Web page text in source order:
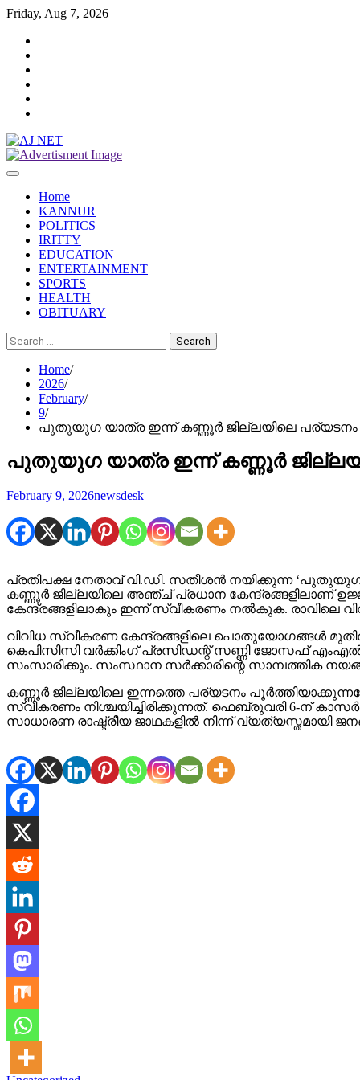
Skip
content
Friday, Aug 7, 2026
Home
KANNUR
POLITICS
IRITTY
EDUCATION
ENTERTAINMENT
SPORTS
HEALTH
OBITUARY
Search
for:
Home
2026
February
9
പുതുയുഗ യാത്ര ഇന്ന് കണ്ണൂര്‍ ജില്ലയിലെ പര്യടനം
പുതുയുഗ യാത്ര ഇന്ന് കണ്ണൂര്‍
February 9, 2026newsdesk
പ്രതിപക്ഷ നേതാവ് വി.ഡി. സതീശന്‍ നയിക്കുന്ന ‘പുതുയുഗ
കണ്ണൂര്‍ ജില്ലയിലെ അഞ്ച് പ്രധാന കേന്ദ്രങ്ങളിലാണ്
കേന്ദ്രങ്ങളിലാകും ഇന്ന് സ്വീകരണം നല്‍കുക. രാവിലെ
വിവിധ സ്വീകരണ കേന്ദ്രങ്ങളിലെ പൊതുയോഗങ്ങള്‍
കെപിസിസി വര്‍ക്കിംഗ് പ്രസിഡന്റ് സണ്ണി ജോസഫ്
സംസാരിക്കും. സംസ്ഥാന സര്‍ക്കാരിന്റെ സാമ്പത്തിക
കണ്ണൂര്‍ ജില്ലയിലെ ഇന്നത്തെ പര്യടനം
സ്വീകരണം നിശ്ചയിച്ചിരിക്കുന്നത്. ഫെബ്രുവരി 6-ന്
സാധാരണ രാഷ്ട്രീയ ജാഥകളില്‍ നിന്ന് വ്യത്യസ്തമായി